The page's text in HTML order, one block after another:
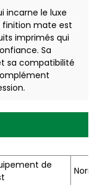
incarne le luxe
finition mate est
imprimés qui
Sa
sa compatibilité
de
Norme